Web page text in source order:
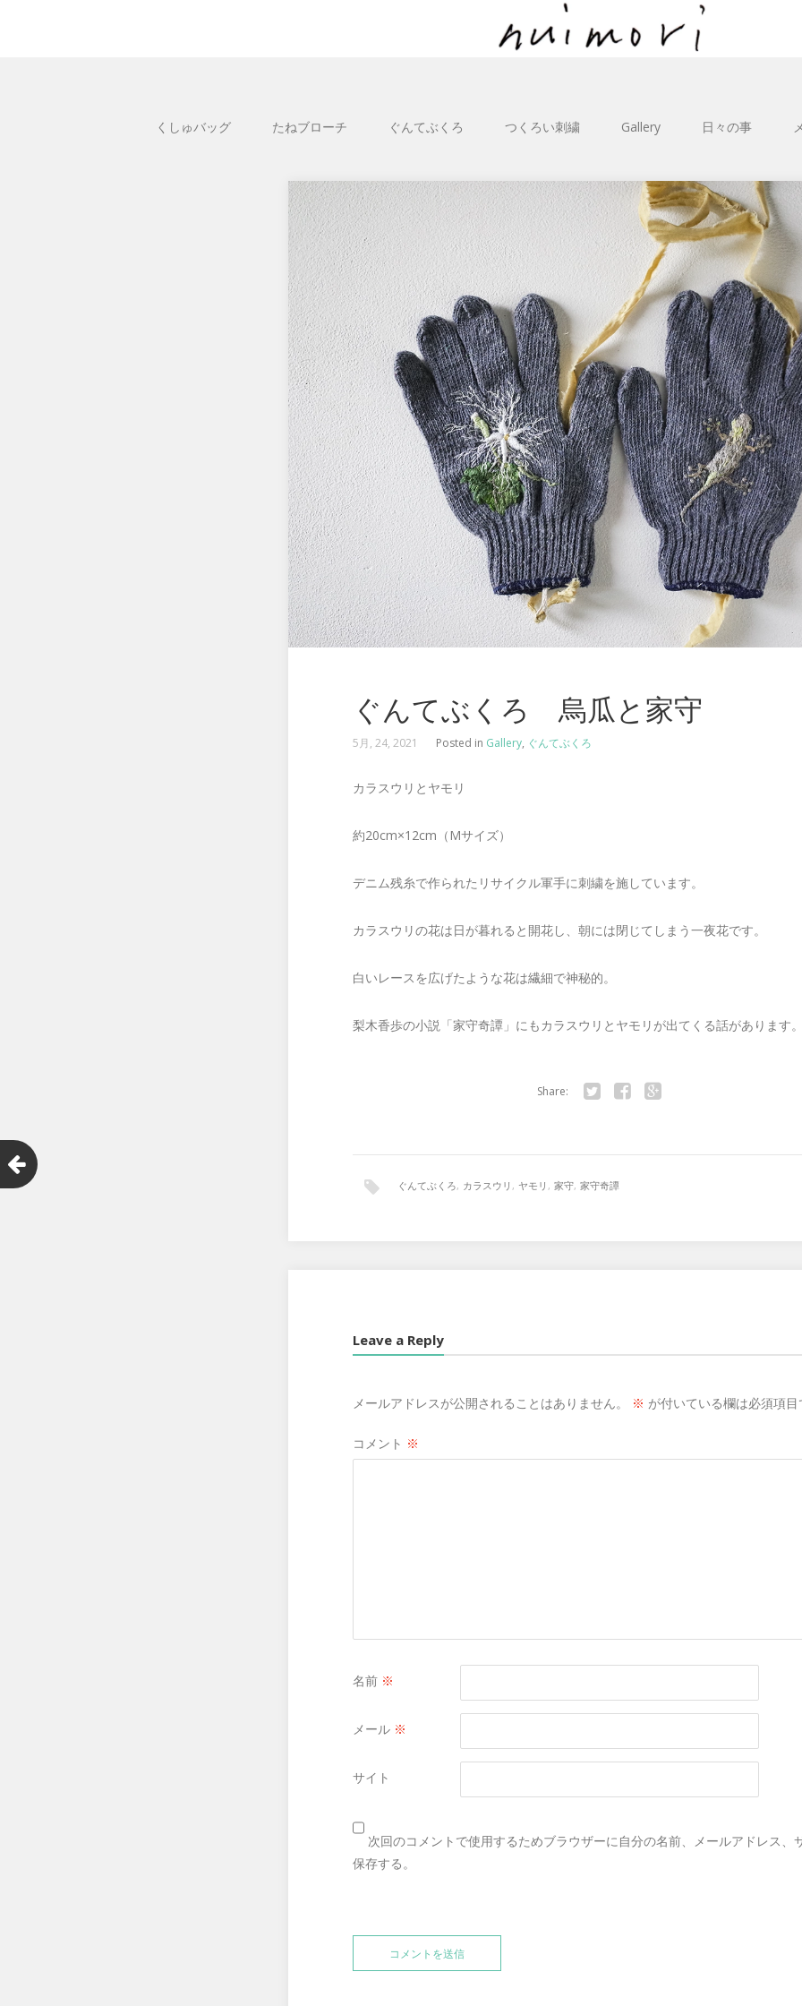
くしゅバッグ たねブローチ ぐんてぶくろ つくろい刺繍 Gallery 日々の事
ぐんてぶくろ 烏瓜と家守
5月, 24, 2021 Posted in Gallery, ぐんてぶくろ
カラスウリとヤモリ
約20cm×12cm（Mサイズ）
デニム残糸で作られたリサイクル軍手に刺繍を施しています。
カラスウリの花は日が暮れると開花し、朝には閉じてしまう一夜花です。
白いレースを広げたような花は繊細で神秘的。
梨木香歩の小説「家守奇譚」にもカラスウリとヤモリが出てくる話があります
Share:
ぐんてぶくろ, カラスウリ , ヤモリ , 家守, 家守奇譚
Leave a Reply
メールアドレスが公開されることはありません。 ※ が付いている欄は必須項目
コメント ※
名前 ※
メール ※
サイト
次回のコメントで使用するためブラウザーに自分の名前、メールアドレス、
保存する。